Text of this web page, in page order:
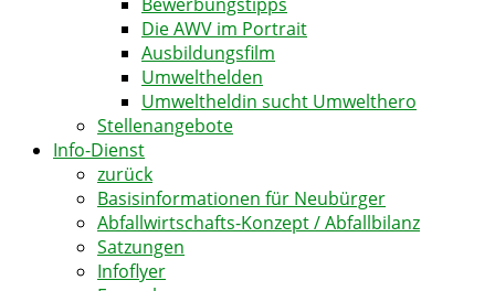
Die AWV im Portrait
Ausbildungsfilm
Umwelthelden
Umweltheldin sucht Umwelthero
Stellenangebote
Info-Dienst
zurück
Basisinformationen für Neubürger
Abfallwirtschafts-Konzept / Abfallbilanz
Satzungen
Infoflyer